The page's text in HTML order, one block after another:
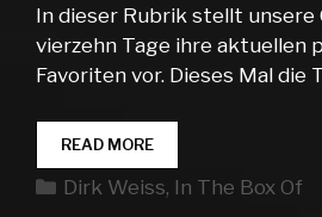
In dieser Rubrik stellt unsere
vierzehn Tage ihre aktuellen
Favoriten vor. Dieses Mal die
READ MOREIN
THE
BOX
Kategorien
Dirk Weiss, In The Box Of